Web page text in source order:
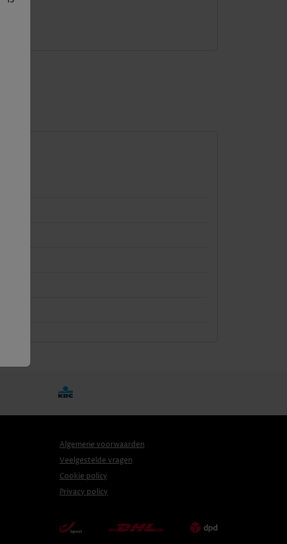
Algemene voorwaarden
Veelgestelde vragen
Cookie policy
Privacy policy